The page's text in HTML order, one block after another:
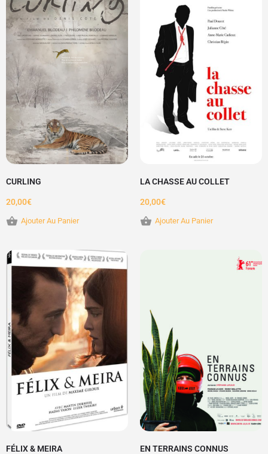
CURLING
20,00€
Ajouter Au Panier
LA CHASSE AU COLLET
20,00€
Ajouter Au Panier
FÉLIX & MEIRA EN TERRAINS CONNUS